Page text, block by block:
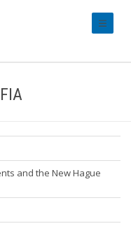
and the New Hague